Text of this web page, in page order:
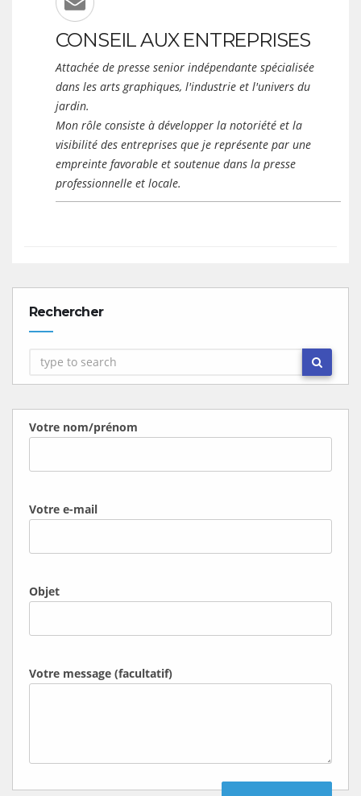
CONSEIL AUX ENTREPRISES
Attachée de presse senior indépendante spécialisée
dans les arts graphiques, l'industrie et l'univers du
jardin.
Mon rôle consiste à développer la notoriété et la
visibilité des entreprises que je représente par une
empreinte favorable et soutenue dans la presse
professionnelle et locale.
Rechercher
Votre nom/prénom
Votre e-mail
Objet
Votre message (facultatif)